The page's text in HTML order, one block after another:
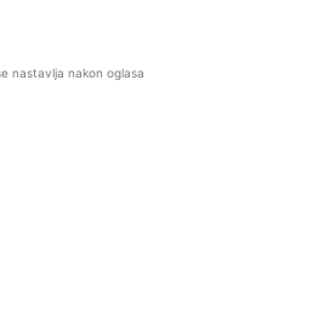
nastavlja nakon oglasa